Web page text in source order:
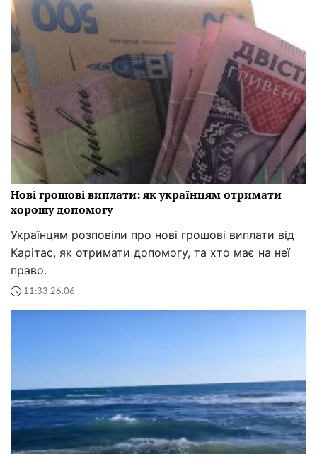
Нові грошові виплати: як українцям отримати
хорошу допомогу
Українцям розповіли про нові грошові виплати від
Карітас, як отримати допомогу, та хто має на неї
право.
11:33 26.06